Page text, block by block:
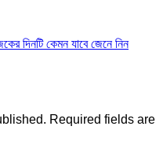
দিনটি কেমন যাবে জেনে নিন
Required fields are